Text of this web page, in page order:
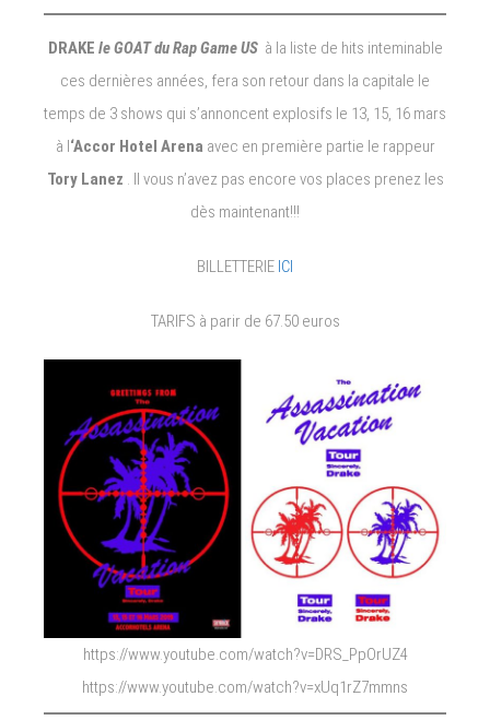
DRAKE le GOAT du Rap Game US à la liste de hits inteminable
ces dernières années, fera son retour dans la capitale le
temps de 3 shows qui s’annoncent explosifs le 13, 15, 16 mars
à l‘Accor Hotel Arena avec en première partie le rappeur
Tory Lanez . Il vous n’avez pas encore vos places prenez les
dès maintenant!!!
BILLETTERIE ICI
TARIFS à parir de 67.50 euros
https://www.youtube.com/watch?v=DRS_PpOrUZ4
https://www.youtube.com/watch?v=xUq1rZ7mmns